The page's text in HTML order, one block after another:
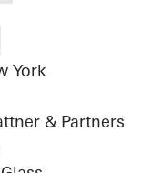
York
& Partners